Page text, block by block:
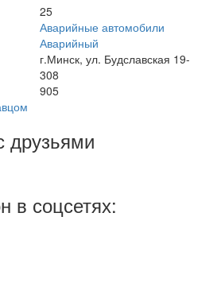
25
Аварийные автомобили
Аварийный
г.Минск, ул. Будславская 19-
308
905
друзьями
в соцсетях: